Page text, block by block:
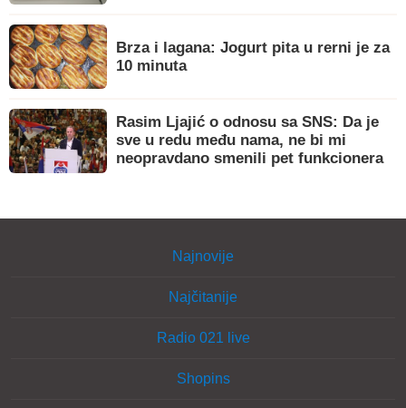
Brza i lagana: Jogurt pita u rerni je za
10 minuta
Rasim Ljajić o odnosu sa SNS: Da je
sve u redu među nama, ne bi mi
neopravdano smenili pet funkcionera
Najnovije
Najčitanije
Radio 021 live
Shopins